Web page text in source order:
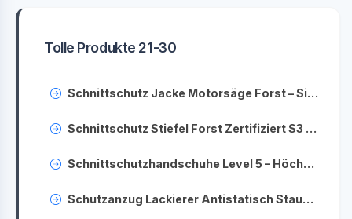
Tolle Produkte 21-30
Schnittschutz Jacke Motorsäge Forst – Sicherheitsjacke für Waldarbeiten
Schnittschutz Stiefel Forst Zertifiziert S3 – Sicherheitsschuhe Forstarbeiter EN ISO
Schnittschutzhandschuhe Level 5 – Höchster Schutz für Ihre Hände im Arbeitsalltag
Schutzanzug Lackierer Antistatisch Staubdicht – Wiederverwendbarer Overall für Malerarbeiten